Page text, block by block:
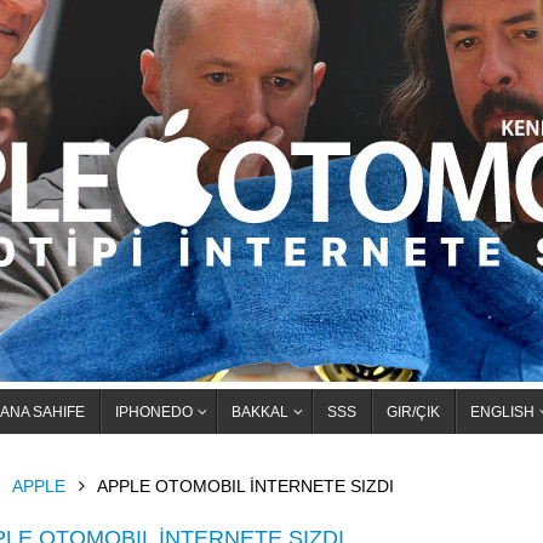
ANA SAHIFE IPHONEDO BAKKAL SSS GIR/ÇIK ENGLISH
APPLE APPLE OTOMOBIL İNTERNETE SIZDI
OTOMOBIL İNTERNETE SIZDI